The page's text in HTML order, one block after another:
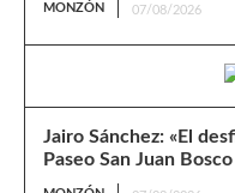
MONZÓN 07/08/2026
Jairo Sánchez: «El
Paseo San Juan